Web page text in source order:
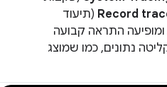
Record(תיעוד
התראה קבועה
נתונים, כמו שמוצג